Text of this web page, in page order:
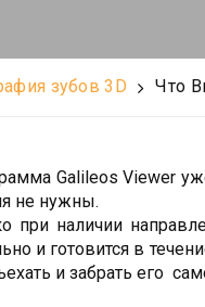
зубов 3D Что
Galileos Viewer
не нужны.
при наличии
и готовится в
и забрать его